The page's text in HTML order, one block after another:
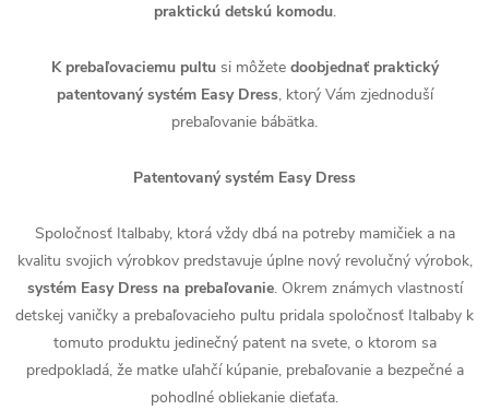
praktickú detskú komodu.
K prebaľovaciemu pultusi môžete doobjednať praktický
patentovaný systém Easy Dress, ktorý Vám zjednoduší
prebaľovanie bábätka.
Patentovaný systém Easy Dress
Spoločnosť Italbaby, ktorá vždy dbá na potreby mamičiek a na
kvalitu svojich výrobkov predstavuje úplne nový revolučný výrobok,
systém Easy Dress na prebaľovanie. Okrem známych vlastností
detskej vaničky a prebaľovacieho pultu pridala spoločnosť Italbaby k
tomuto produktu jedinečný patent na svete, o ktorom sa
predpokladá, že matke uľahčí kúpanie, prebaľovanie a bezpečné a
pohodlné obliekanie dieťaťa.